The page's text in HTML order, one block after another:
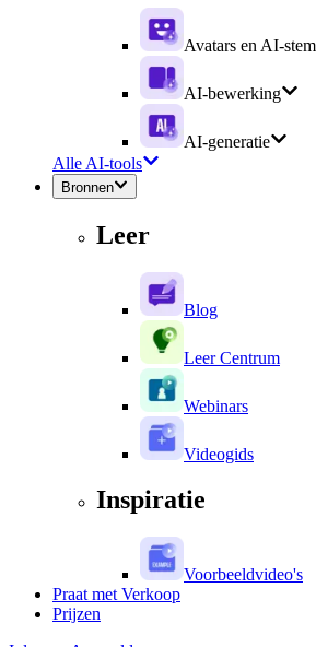
Avatars en AI-
AI-bewerking
AI-generatie
Alle AI-tools
Bronnen
Leer
Blog
Leer Centrum
Webinars
Videogids
Inspiratie
Voorbeeldvideo's
Praat met Verkoop
Prijzen